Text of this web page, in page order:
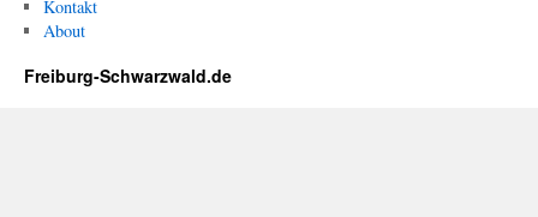
Kontakt
About
Freiburg-Schwarzwald.de